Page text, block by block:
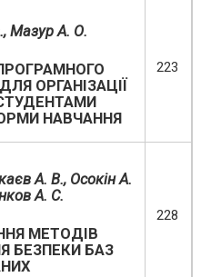
Мазур А. О.
ОРГАНІЗАЦІЇ
НАВЧАННЯ
223
А. В., Осокін А.
А. С.
МЕТОДІВ
БЕЗПЕКИ БАЗ
228